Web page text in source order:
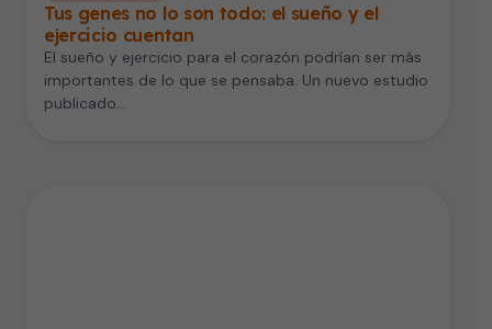
Tus genes no lo son todo: el sueño y el
ejercicio cuentan
El sueño y ejercicio para el corazón podrían ser más
importantes de lo que se pensaba. Un nuevo estudio
publicado…